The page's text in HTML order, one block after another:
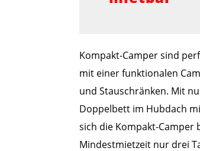
Kompakt-Camper sind
mit einer funktionalen
und Stauschränken. Mit
Doppelbett im Hubdach
sich die Kompakt-
Mindestmietzeit nur drei